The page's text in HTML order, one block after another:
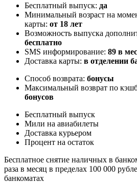
Бесплатный выпуск: да
Минимальный возраст на
карты: от 18 лет
Возможность выпуска
бесплатно
SMS информирование: 89 в
Доставка карты: в отделении
Способ возврата: бонусы
Максимальный возврат по
бонусов
Бесплатный выпуск
Мили на авиабилеты
Доставка курьером
Процент на остаток
Бесплатное снятие наличных в
раза в месяц в пределах 100 000
банкоматах